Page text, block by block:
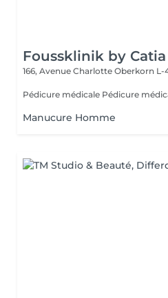
Foussklinik by Catia
166, Avenue Charlotte Oberkorn L-
Pédicure médicale Pédicure
Manucure Homme